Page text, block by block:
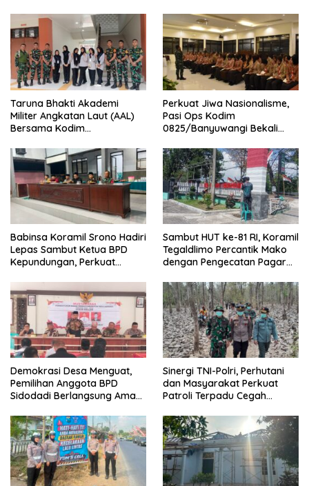
Taruna Bhakti Akademi
Militer Angkatan Laut (AAL)
Bersama Kodim
Generasi Disiplin dan Berjiwa
Nasionalis
Perkuat Jiwa Nasionalisme,
Pasi Ops Kodim
0825/Banyuwangi Bekali
dengan Wawasan
Kebangsaan
Babinsa Koramil Srono Hadiri
Lepas Sambut Ketua BPD
Kepundungan, Perkuat
Sambut HUT ke-81 RI, Koramil
Tegaldlimo Percantik Mako
dengan Pengecatan Pagar
Demokrasi Desa Menguat,
Pemilihan Anggota BPD
Sidodadi Berlangsung Aman
Babinsa dan
Bhabinkamtibmas
Sinergi TNI-Polri, Perhutani
dan Masyarakat Perkuat
Patroli Terpadu Cegah